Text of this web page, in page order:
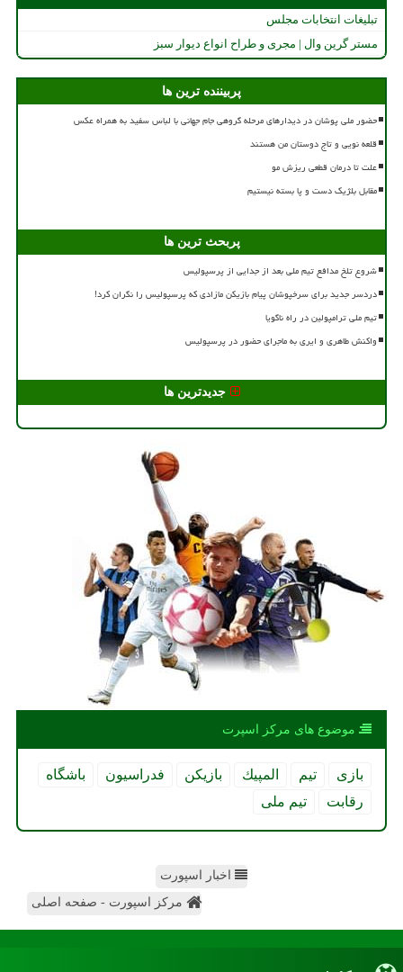
تبلیغات انتخابات مجلس
مستر گرین وال | مجری و طراح انواع دیوار سبز
پربیننده ترین ها
حضور ملی پوشان در دیدارهای مرحله گروهی جام جهانی با لباس سفید به همراه عکس
قلعه نویی و تاج دوستان من هستند
علت تا درمان قطعی ریزش مو
مقابل بلژیک دست و پا بسته نیستیم
پربحث ترین ها
شروع تلخ مدافع تیم ملی بعد از جدایی از پرسپولیس
دردسر جدید برای سرخپوشان پیام بازیکن مازادی که پرسپولیس را نگران کرد!
تیم ملی ترامپولین در راه ناگویا
واکنش طاهری و ایری به ماجرای حضور در پرسپولیس
جدیدترین ها
موضوع های مركز اسپرت
بازی تیم المپیك بازیكن فدراسیون
باشگاه
رقابت
تیم ملی
اخبار اسپورت
مرکز اسپورت - صفحه اصلی